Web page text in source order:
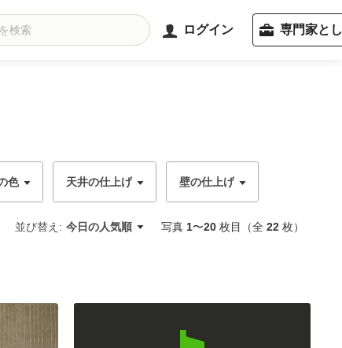
ログイン 専門家と
色 天井の仕上げ 壁の仕上げ
並び替え: 今日の人気順 写真 1〜20 枚目（全 22 枚）